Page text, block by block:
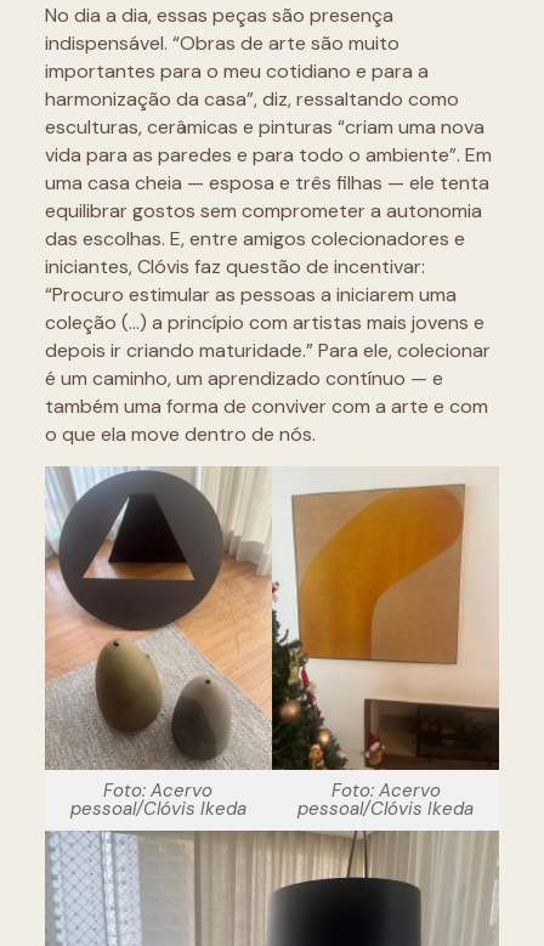
No dia a dia, essas peças são presença
indispensável. “Obras de arte são muito
importantes para o meu cotidiano e para a
harmonização da casa”, diz, ressaltando como
esculturas, cerâmicas e pinturas “criam uma nova
vida para as paredes e para todo o ambiente”. Em
uma casa cheia — esposa e três filhas — ele tenta
equilibrar gostos sem comprometer a autonomia
das escolhas. E, entre amigos colecionadores e
iniciantes, Clóvis faz questão de incentivar:
“Procuro estimular as pessoas a iniciarem uma
coleção (…) a princípio com artistas mais jovens e
depois ir criando maturidade.” Para ele, colecionar
é um caminho, um aprendizado contínuo — e
também uma forma de conviver com a arte e com
o que ela move dentro de nós.
Foto: Acervo
pessoal/Clóvis Ikeda
Foto: Acervo
pessoal/Clóvis Ikeda